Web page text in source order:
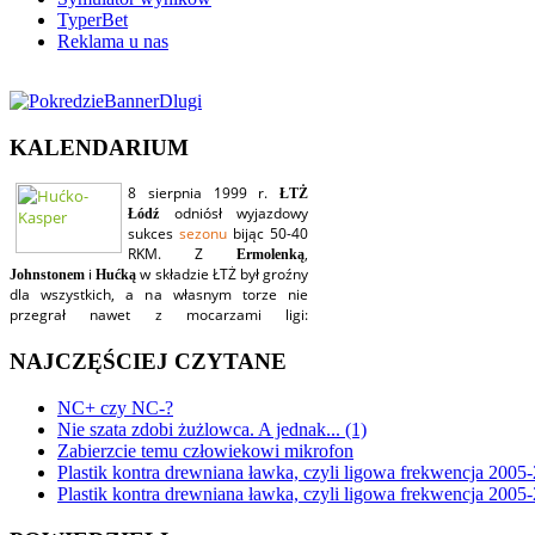
TyperBet
Reklama u nas
KALENDARIUM
NAJCZĘŚCIEJ CZYTANE
NC+ czy NC-?
Nie szata zdobi żużlowca. A jednak... (1)
Zabierzcie temu człowiekowi mikrofon
Plastik kontra drewniana ławka, czyli ligowa frekwencja
Plastik kontra drewniana ławka, czyli ligowa frekwencja